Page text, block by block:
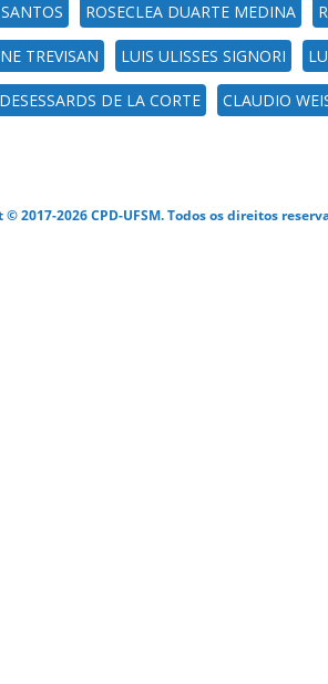
ROSECLEA DUARTE MEDINA
TREVISAN LUIS ULISSES SIGNORI
DE LA CORTE CLAUDIO
2017-2026 CPD-UFSM. Todos os direitos